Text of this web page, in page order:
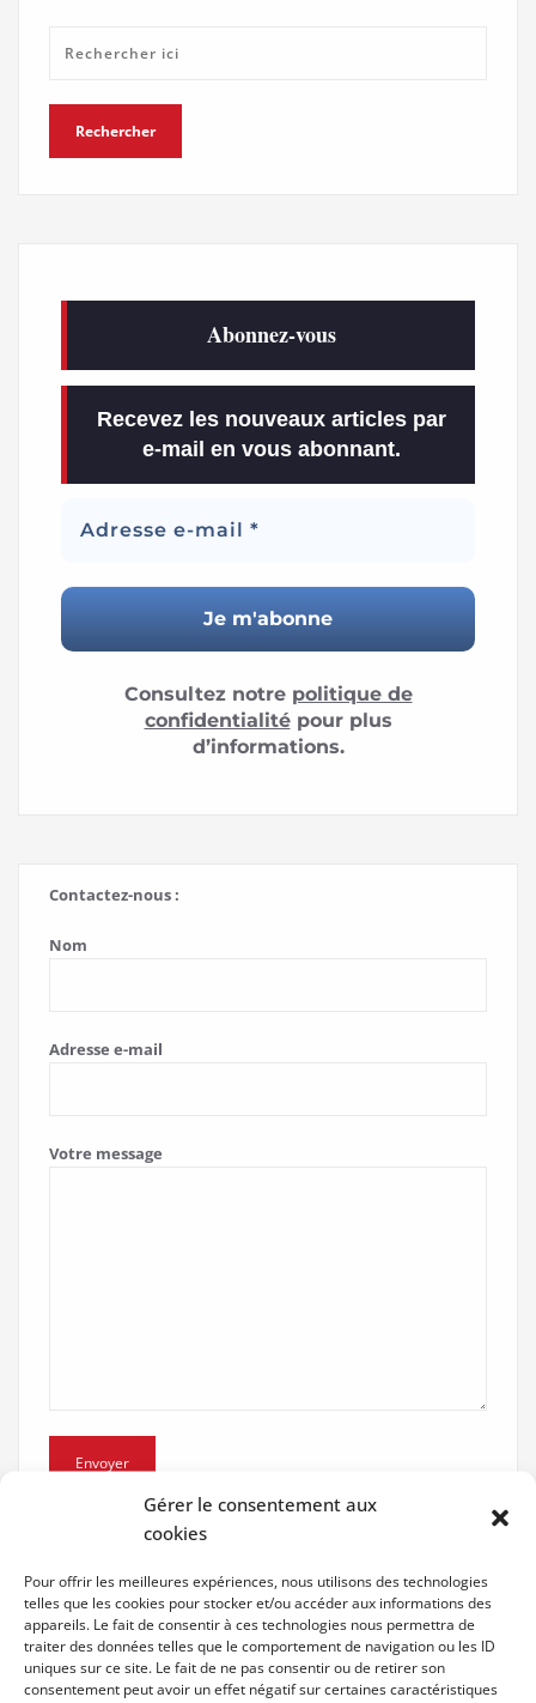
Gérer le consentement aux
cookies
Pour offrir les meilleures expériences, nous utilisons des technologies
telles que les cookies pour stocker et/ou accéder aux informations des
appareils. Le fait de consentir à ces technologies nous permettra de
traiter des données telles que le comportement de navigation ou les ID
uniques sur ce site. Le fait de ne pas consentir ou de retirer son
consentement peut avoir un effet négatif sur certaines caractéristiques
Abonnez-vous
Recevez les nouveaux articles par
e-mail en vous abonnant.
Consultez notre politique de
confidentialitépour plus
d’informations.
Contactez-nous :
Nom
Adresse e-mail
Votre message